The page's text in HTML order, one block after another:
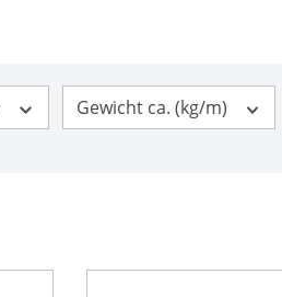
Gewicht ca. (kg/m)